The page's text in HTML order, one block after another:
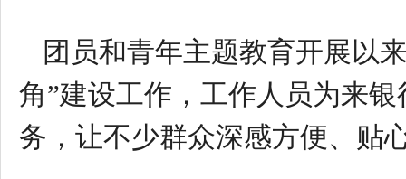
团员和青年主题教育开展以
角”建设工作，工作人员为来
务，让不少群众深感方便、贴